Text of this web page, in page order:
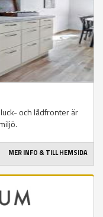
och lådfronter är
MER INFO & TILL HEMSIDA